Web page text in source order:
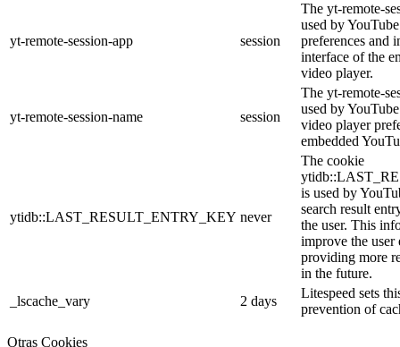
yt-remote-session-app session
The yt-remote-
used by
preferences and
interface of the
video player.
yt-remote-session-name session
The yt-remote-
used by
video player
embedded
ytidb::LAST_RESULT_ENTRY_KEY never
The cookie
is used by
search result
the user. This
improve the user
providing more
in the future.
_lscache_vary
2 days
Litespeed sets
prevention of
Otras Cookies